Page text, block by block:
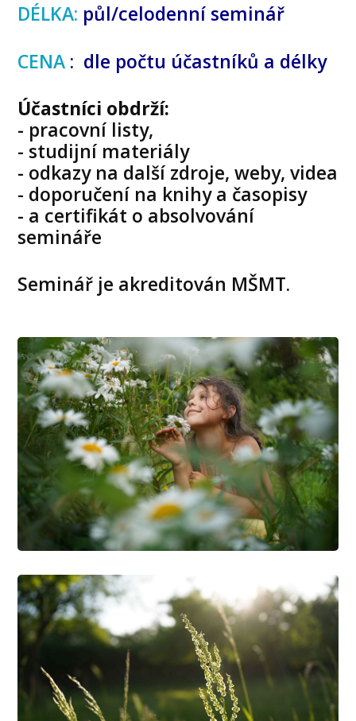
DÉLKA: půl/celodenní seminář
CENA : dle počtu účastníků a délky
Účastníci obdrží:
- pracovní listy,
- studijní materiály
- odkazy na další zdroje, weby, videa
- doporučení na knihy a časopisy
- a certifikát o absolvování
semináře
Seminář je akreditován MŠMT.